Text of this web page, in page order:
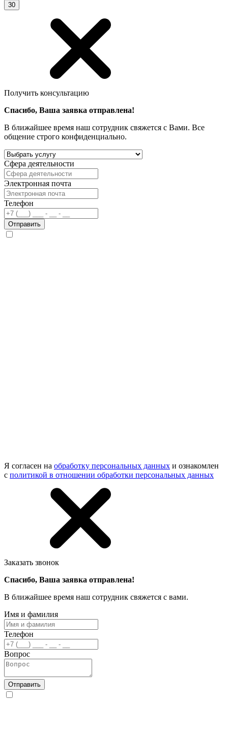
30
Получить консультацию
Спасибо, Ваша заявка отправлена!
В ближайшее время наш сотрудник свяжется с Вами. Все
общение строго конфиденциально.
Сфера деятельности
Электронная почта
Телефон
Отправить
Я согласен на обработку персональных данных и ознакомлен
с политикой в отношении обработки персональных данных
Заказать звонок
Спасибо, Ваша заявка отправлена!
В ближайшее время наш сотрудник свяжется с вами.
Имя и фамилия
Телефон
Вопрос
Отправить